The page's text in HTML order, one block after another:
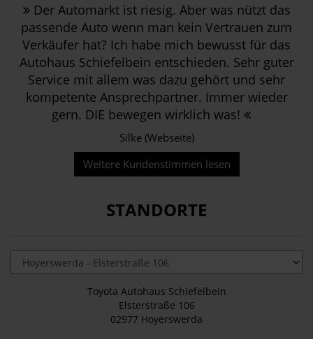
Der Automarkt ist riesig. Aber was nützt das
passende Auto wenn man kein Vertrauen zum
Verkäufer hat? Ich habe mich bewusst für das
Autohaus Schiefelbein entschieden. Sehr guter
Service mit allem was dazu gehört und sehr
kompetente Ansprechpartner. Immer wieder
gern. DIE bewegen wirklich was!
Silke (Webseite)
Weitere Kundenstimmen lesen
STANDORTE
Toyota Autohaus Schiefelbein
Elsterstraße 106
02977 Hoyerswerda